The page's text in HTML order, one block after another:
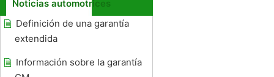
Noticias automotrices
Definición de una garantía
extendida
Información sobre la garantía